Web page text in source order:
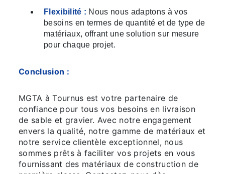
Flexibilité : Nous nous adaptons à vos
besoins en termes de quantité et de type de
matériaux, offrant une solution sur mesure
pour chaque projet.
Conclusion :
MGTA à Tournus est votre partenaire de
confiance pour tous vos besoins en livraison
de sable et gravier. Avec notre engagement
envers la qualité, notre gamme de matériaux et
notre service clientèle exceptionnel, nous
sommes prêts à faciliter vos projets en vous
fournissant des matériaux de construction de